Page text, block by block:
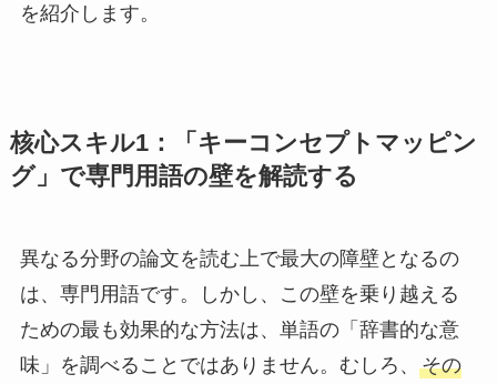
を紹介します。
核心スキル1：「キーコンセプトマッピン
グ」で専門用語の壁を解読する
異なる分野の論文を読む上で最大の障壁となるの
は、専門用語です。しかし、この壁を乗り越える
ための最も効果的な方法は、単語の「辞書的な意
味」を調べることではありません。むしろ、 その